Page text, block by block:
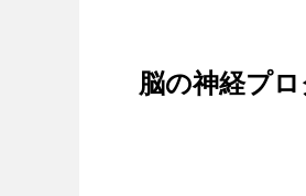
脳の神経プ